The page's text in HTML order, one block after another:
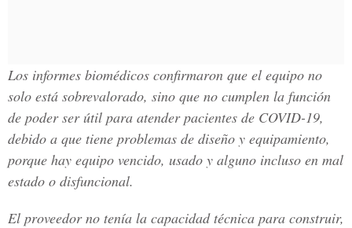
Los informes biomédicos confirmaron que el equipo no
solo está sobrevalorado, sino que no cumplen la función
de poder ser útil para atender pacientes de COVID-19,
debido a que tiene problemas de diseño y equipamiento,
porque hay equipo vencido, usado y alguno incluso en mal
estado o disfuncional.
El proveedor no tenía la capacidad técnica para construir,